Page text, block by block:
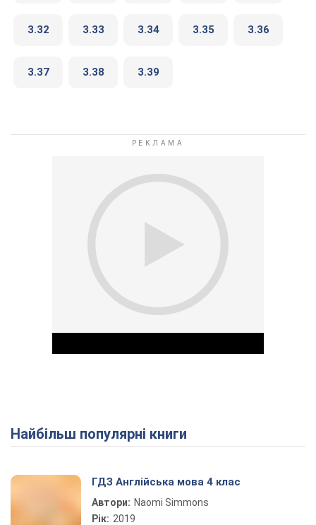
3.32 3.33 3.34 3.35 3.36
3.37 3.38 3.39
Play Video
Найбільш популярні книги
ГДЗ Англійська мова 4 клас
Автори: Naomi Simmons
Рік: 2019